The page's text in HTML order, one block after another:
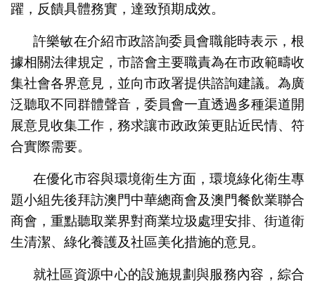
躍，反饋具體務實，達致預期成效。
許樂敏在介紹市政諮詢委員會職能時表示，根
據相關法律規定，市諮會主要職責為在市政範疇收
集社會各界意見，並向市政署提供諮詢建議。為廣
泛聽取不同群體聲音，委員會一直透過多種渠道開
展意見收集工作，務求讓市政政策更貼近民情、符
合實際需要。
在優化市容與環境衛生方面，環境綠化衛生專
題小組先後拜訪澳門中華總商會及澳門餐飲業聯合
商會，重點聽取業界對商業垃圾處理安排、街道衛
生清潔、綠化養護及社區美化措施的意見。
就社區資源中心的設施規劃與服務內容，綜合